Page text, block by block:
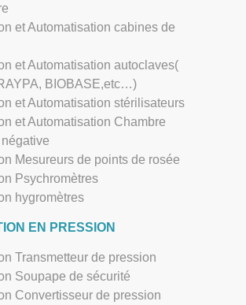
et Automatisation cabines de
et Automatisation autoclaves(
BIOBASE,etc…)
et Automatisation stérilisateurs
et Automatisation Chambre
Mesureurs de points de rosée
Psychromètres
hygromètres
EN PRESSION
Transmetteur de pression
Soupape de sécurité
Convertisseur de pression